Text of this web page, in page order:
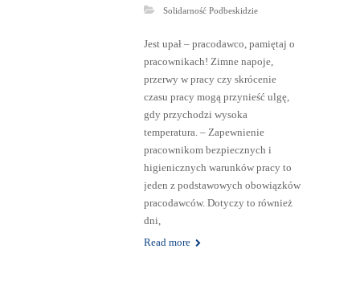
Solidarność Podbeskidzie
Jest upał – pracodawco, pamiętaj o
pracownikach! Zimne napoje,
przerwy w pracy czy skrócenie
czasu pracy mogą przynieść ulgę,
gdy przychodzi wysoka
temperatura. – Zapewnienie
pracownikom bezpiecznych i
higienicznych warunków pracy to
jeden z podstawowych obowiązków
pracodawców. Dotyczy to również
dni,
Read more